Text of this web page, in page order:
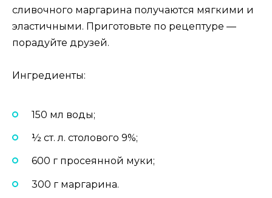
сливочного маргарина получаются мягкими и
эластичными. Приготовьте по рецептуре —
порадуйте друзей.
Ингредиенты:
150 мл воды;
½ ст. л. столового 9%;
600 г просеянной муки;
300 г маргарина.